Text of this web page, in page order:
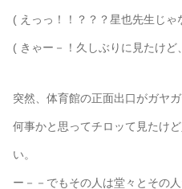
( えっっ！！？？？星也先生じ
( きゃー－！久しぶりに見たけ
突然、体育館の正面出口がガヤガ
何事かと思ってチロッて見たけ
い。
ー－－でもその人は堂々とその人